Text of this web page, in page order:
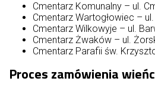
Cmentarz Komunalny – ul.
Cmentarz Wartogłowiec –
Cmentarz Wilkowyje – ul.
Cmentarz Żwaków – ul.
Cmentarz Parafii św.
Proces zamówienia